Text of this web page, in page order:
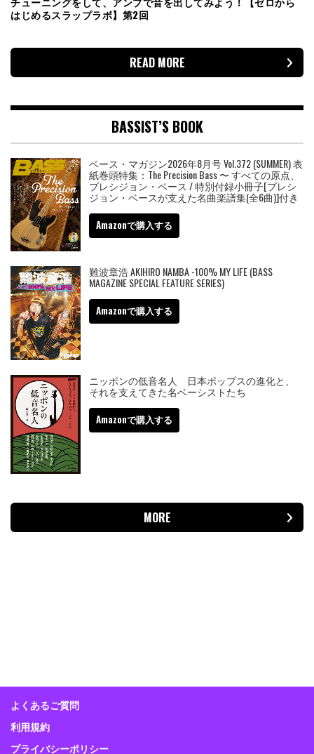
はじめるスラップラボ】第2回
READ MORE
BASSIST’S BOOK
ベース・マガジン2026年8月号 Vol.372 (SUMMER) 表
紙巻頭特集：The Precision Bass 〜 すべての原点、
プレシジョン・ベース / 特別付録小冊子[プレシ
ジョン・ベースが支えた名曲楽譜集(全6曲)]付き
Amazonで購入する
難波章浩 AKIHIRO NAMBA -100% MY LIFE (BASS
MAGAZINE SPECIAL FEATURE SERIES)
Amazonで購入する
ニッポンの低音名人 日本ポップスの進化と、
それを支えてきた名ベーシストたち
Amazonで購入する
MORE
よくあるご質問
利用規約
プライバシーポリシー